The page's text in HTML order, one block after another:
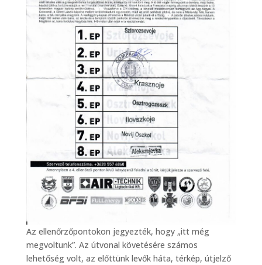
Az ellenőrzőpontokon jegyezték, hogy „itt még
megvoltunk”. Az útvonal követésére számos
lehetőség volt, az előttünk levők háta, térkép, útjelző